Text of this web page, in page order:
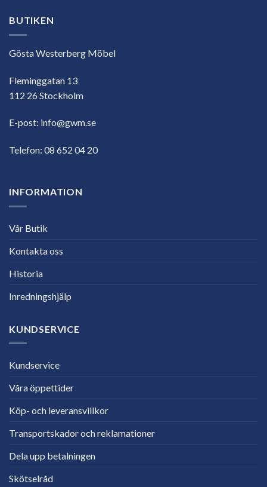
BUTIKEN
Gösta Westerberg Möbel
Fleminggatan 13
112 26 Stockholm
E-post: info@gwm.se
Telefon: 08 652 04 20
INFORMATION
Vår Butik
Kontakta oss
Historia
Inredningshjälp
KUNDSERVICE
Kundservice
Våra öppettider
Köp- och leveransvillkor
Transportskador och reklamationer
Dela upp betalningen
Skötselråd